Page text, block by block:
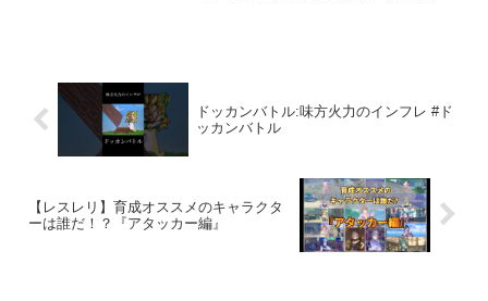
ドッカンバトル:味方火力のインフレ #ド
ッカンバトル
【レスレリ】育成オススメのキャラクタ
ーは誰だ！？『アタッカー編』